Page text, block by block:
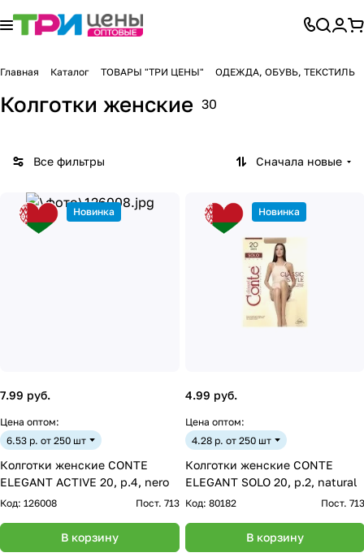
Главная Каталог ТОВАРЫ "ТРИ ЦЕНЫ" ОДЕЖДА, ОБУВЬ, ТЕКСТИЛЬ
Колготки женские 30
Все фильтры Сначала новые
Новинка
7.99 руб.
Цена оптом:
6.53 р. от 250 шт
Колготки женские CONTE
ELEGANT ACTIVE 20, р.4, nero
Код: 126008 Пост. 713
В корзину
Новинка
4.99 руб.
Цена оптом:
4.28 р. от 250 шт
Колготки женские CONTE
ELEGANT SOLO 20, р.2, natural
Код: 80182 Пост. 713
В корзину